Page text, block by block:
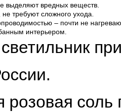
выделяют вредных веществ.
требуют сложного ухода.
– почти не
интерьером.
розовая соль